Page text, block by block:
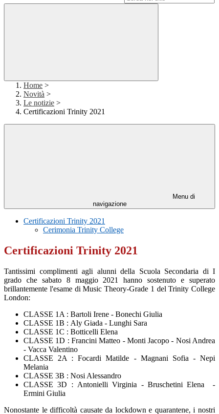
Home >
Novità >
Le notizie >
Certificazioni Trinity 2021
Menu di
navigazione
Certificazioni Trinity 2021
Cerimonia Trinity College
Certificazioni Trinity 2021
Tantissimi complimenti agli alunni della Scuola Secondaria di I
grado che sabato 8 maggio 2021 hanno sostenuto e superato
brillantemente l'esame di Music Theory-Grade 1 del Trinity College
London:
CLASSE 1A : Bartoli Irene - Bonechi Giulia
CLASSE 1B : Aly Giada - Lunghi Sara
CLASSE 1C : Botticelli Elena
CLASSE 1D : Francini Matteo - Monti Jacopo - Nosi Andrea
- Vacca Valentino
CLASSE 2A :Focardi Matilde - Magnani Sofia -Nepi
Melania
CLASSE 3B : Nosi Alessandro
CLASSE 3D : Antonielli Virginia - Bruschetini Elena -
Ermini Giulia
Nonostante le difficoltà causate da lockdown e quarantene, i nostri